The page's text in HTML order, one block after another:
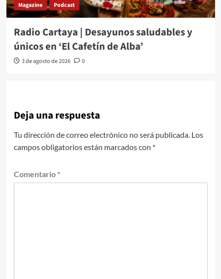
Magazine Podcast
Radio Cartaya | Desayunos saludables y
únicos en ‘El Cafetín de Alba’
3 de agosto de 2026 0
Deja una respuesta
Tu dirección de correo electrónico no será publicada. Los
campos obligatorios están marcados con *
Comentario *